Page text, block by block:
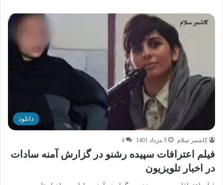
دانلود
کاشمر سلام 9 مرداد 1401 4
فیلم اعترافات سپیده رشنو در گزارش آمنه سادات
در اخبار تلویزیون